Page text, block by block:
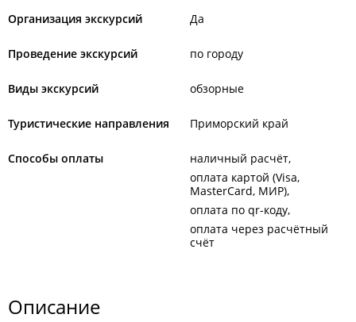
Организация экскурсий Да
Проведение экскурсий по городу
Виды экскурсий обзорные
Туристические направления Приморский край
Способы оплаты
наличный расчёт
оплата картой (Visa,
MasterCard, МИР)
оплата по qr-коду
оплата через расчётный
счёт
Описание